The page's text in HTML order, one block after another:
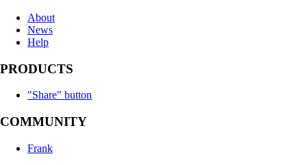
About
News
Help
PRODUCTS
"Share" button
COMMUNITY
Frank